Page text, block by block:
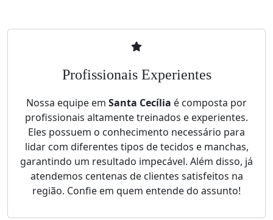
Profissionais Experientes
Nossa equipe em Santa Cecília é composta por
profissionais altamente treinados e experientes.
Eles possuem o conhecimento necessário para
lidar com diferentes tipos de tecidos e manchas,
garantindo um resultado impecável. Além disso, já
atendemos centenas de clientes satisfeitos na
região. Confie em quem entende do assunto!